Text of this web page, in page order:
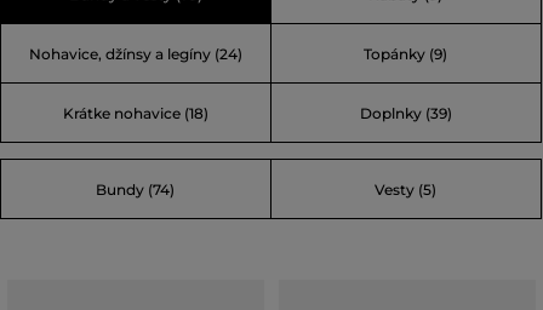
Nohavice, džínsy a legíny (24) Topánky (9)
Krátke nohavice (18) Doplnky (39)
Bundy (74) Vesty (5)